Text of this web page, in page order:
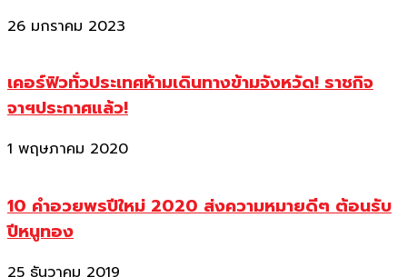
26 มกราคม 2023
เคอร์ฟิวทั่วประเทศห้ามเดินทางข้ามจังหวัด! ราชกิจ
จาฯประกาศแล้ว!
1 พฤษภาคม 2020
10 คำอวยพรปีใหม่ 2020 ส่งความหมายดีๆ ต้อนรับ
ปีหนูทอง
25 ธันวาคม 2019